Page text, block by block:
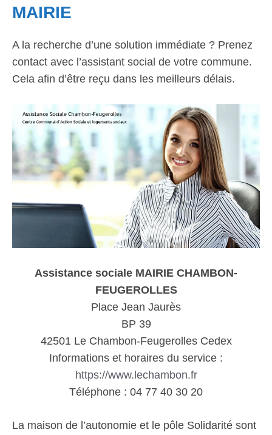
MAIRIE
A la recherche d’une solution immédiate ? Prenez
contact avec l’assistant social de votre commune.
Cela afin d’être reçu dans les meilleurs délais.
Assistance sociale MAIRIE CHAMBON-
FEUGEROLLES
Place Jean Jaurès
BP 39
42501 Le Chambon-Feugerolles Cedex
Informations et horaires du service :
https://www.lechambon.fr
Téléphone : 04 77 40 30 20
La maison de l’autonomie et le pôle Solidarité sont